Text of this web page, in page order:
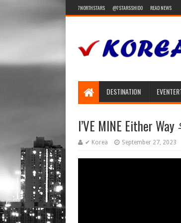
7NORTHSTARS @7STARSSHIDO READ NEWS
DESTINATION
I’VE MINE Either
✔ Korea September 27, 2023